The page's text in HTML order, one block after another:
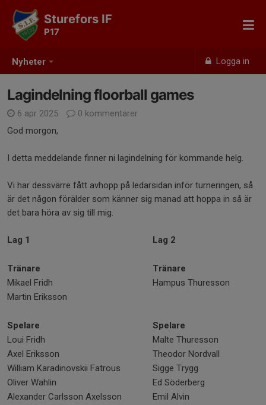
Nyheter Logga in
Sturefors IF
P17
Lagindelning floorball games
6 apr 2025
0 kommentarer
God morgon,
I detta meddelande finner ni lagindelning för kommande helg.
Vi har dessvärre fått avhopp på ledarsidan inför turneringen, så
är det någon förälder som känner sig manad att hoppa in så är
det bara höra av sig till mig.
Lag 1 Lag 2
Tränare
Tränare
Mikael Fridh
Hampus Thuresson
Martin Eriksson
Spelare
Spelare
Loui Fridh
Malte Thuresson
Axel Eriksson
Theodor Nordvall
William Karadinovskii Fatrous
Sigge Trygg
Oliver Wahlin
Ed Söderberg
Alexander Carlsson Axelsson
Emil Alvin